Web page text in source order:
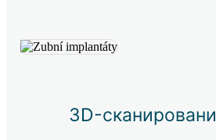
3D-